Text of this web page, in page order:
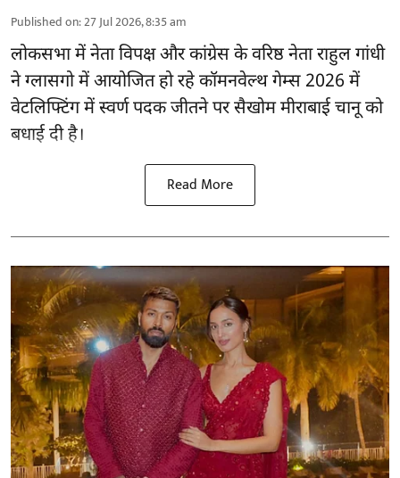
Published on:27 Jul 2026, 8:35 am
लोकसभा में नेता विपक्ष औरकांग्रेस के वरिष्ठ नेता राहुल गांधी
ने ग्लासगो में आयोजित हो रहे कॉमनवेल्थ गेम्स 2026 में
वेटलिफ्टिंग में स्वर्ण पदक जीतने पर सैखोम मीराबाई चानू को
बधाई दी है।
Read More